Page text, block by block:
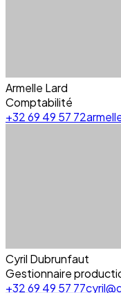
Armelle Lard
Comptabilité
+32 69 49 57 72
Cyril Dubrunfaut
Gestionnaire
+32 69 49 57 77